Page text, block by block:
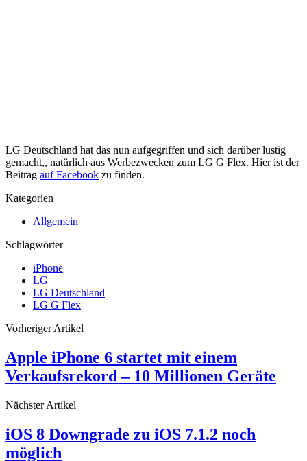
LG Deutschland hat das nun aufgegriffen und sich darüber lustig
gemacht,, natürlich aus Werbezwecken zum LG G Flex. Hier ist der
Beitrag auf Facebook zu finden.
Kategorien
Allgemein
Schlagwörter
iPhone
LG
LG Deutschland
LG G Flex
Vorheriger Artikel
Apple iPhone 6 startet mit einem
Verkaufsrekord – 10 Millionen Geräte
Nächster Artikel
iOS 8 Downgrade zu iOS 7.1.2 noch
möglich